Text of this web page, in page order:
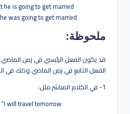
he is going to get married.
was going to get married.
ملحوظة:
قد يكون الفعل الرئيسي في زمن
الفعل التابع في زمن الماضي وذلك في
1- في الكلام المباشر مثل:
will travel tomorrow”.